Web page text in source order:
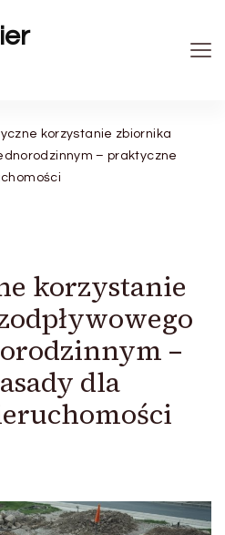
korzystanie zbiornika
– praktyczne
korzystanie
–
dla